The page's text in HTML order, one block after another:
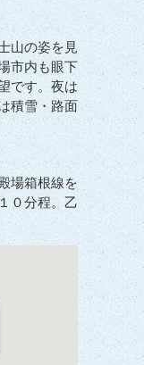
山の姿を見
市内も眼下
です。夜は
積雪・路面
場箱根線を
０分程。乙